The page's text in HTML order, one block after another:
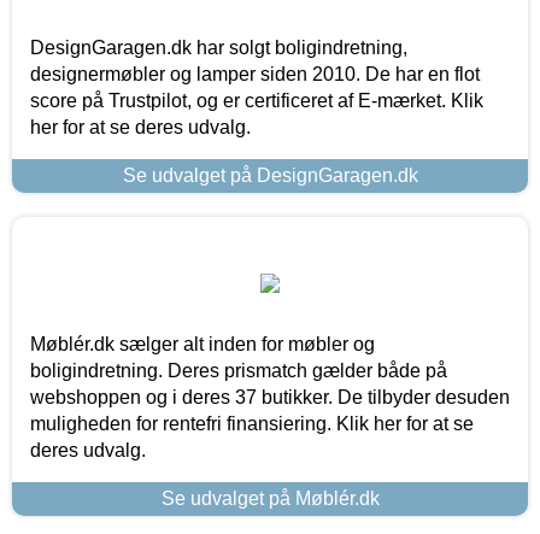
DesignGaragen.dk har solgt boligindretning,
designermøbler og lamper siden 2010. De har en flot
score på Trustpilot, og er certificeret af E-mærket. Klik
her for at se deres udvalg.
Se udvalget på DesignGaragen.dk
Møblér.dk sælger alt inden for møbler og
boligindretning. Deres prismatch gælder både på
webshoppen og i deres 37 butikker. De tilbyder desuden
muligheden for rentefri finansiering. Klik her for at se
deres udvalg.
Se udvalget på Møblér.dk